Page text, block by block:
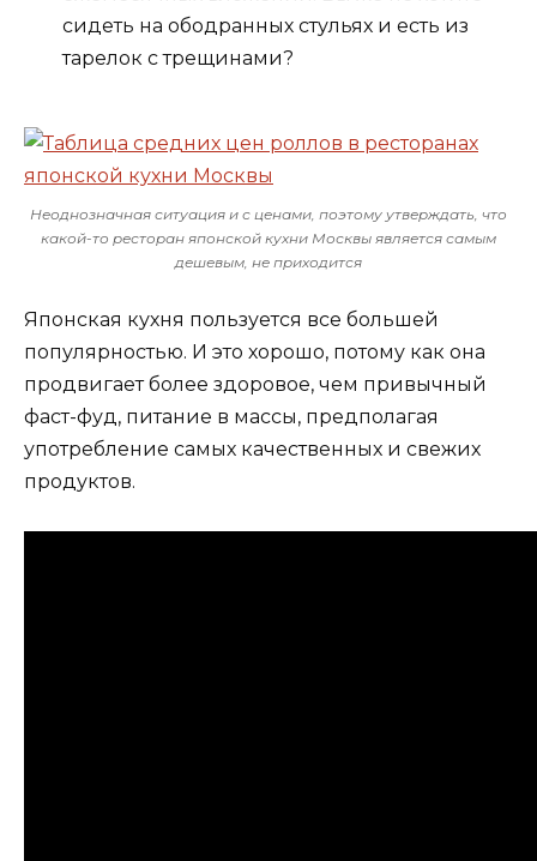
сидеть на ободранных стульях и есть из
тарелок с трещинами?
Неоднозначная ситуация и с ценами, поэтому утверждать, что
какой-то ресторан японской кухни Москвы является самым
дешевым, не приходится
Японская кухня пользуется все большей
популярностью. И это хорошо, потому как она
продвигает более здоровое, чем привычный
фаст-фуд, питание в массы, предполагая
употребление самых качественных и свежих
продуктов.